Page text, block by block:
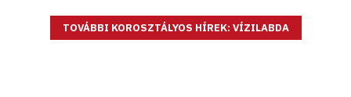
TOVÁBBI KOROSZTÁLYOS HÍREK: VÍZILABDA